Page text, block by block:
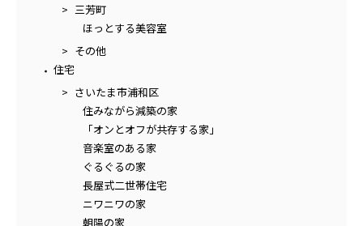
三芳町
ほっとする美容室
その他
住宅
さいたま市浦和区
住みながら減築の家
「オンとオフが共存する家」
音楽室のある家
ぐるぐるの家
長屋式二世帯住宅
ニワニワの家
朝陽の家